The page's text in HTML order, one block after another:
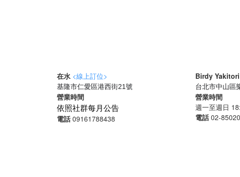
在水 <線上訂位>
基隆市仁愛區港西街21號
營業時間
依照社群每月公告
電話09161788438
Birdy Yakitori
台北市中山區
營業時間
週一至週日
電話02-